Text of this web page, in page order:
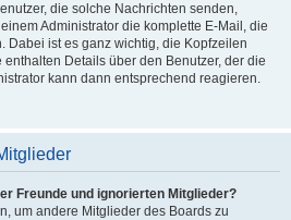
die solche Nachrichten senden,
Administrator die komplette E-Mail, die
Dabei ist es ganz wichtig, die Kopfzeilen
Details über den Benutzer, der die
kann dann entsprechend reagieren.
Freunde und ignorierten Mitglieder?
um andere Mitglieder des Boards zu